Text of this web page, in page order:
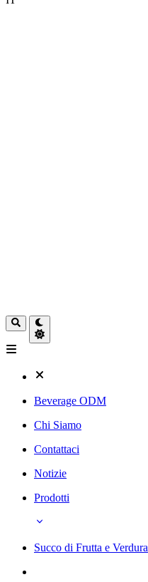
Beverage ODM
Chi Siamo
Contattaci
Notizie
Prodotti
Succo di Frutta e Verdura